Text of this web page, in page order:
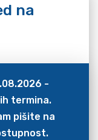
na
-
termina.
pišite na